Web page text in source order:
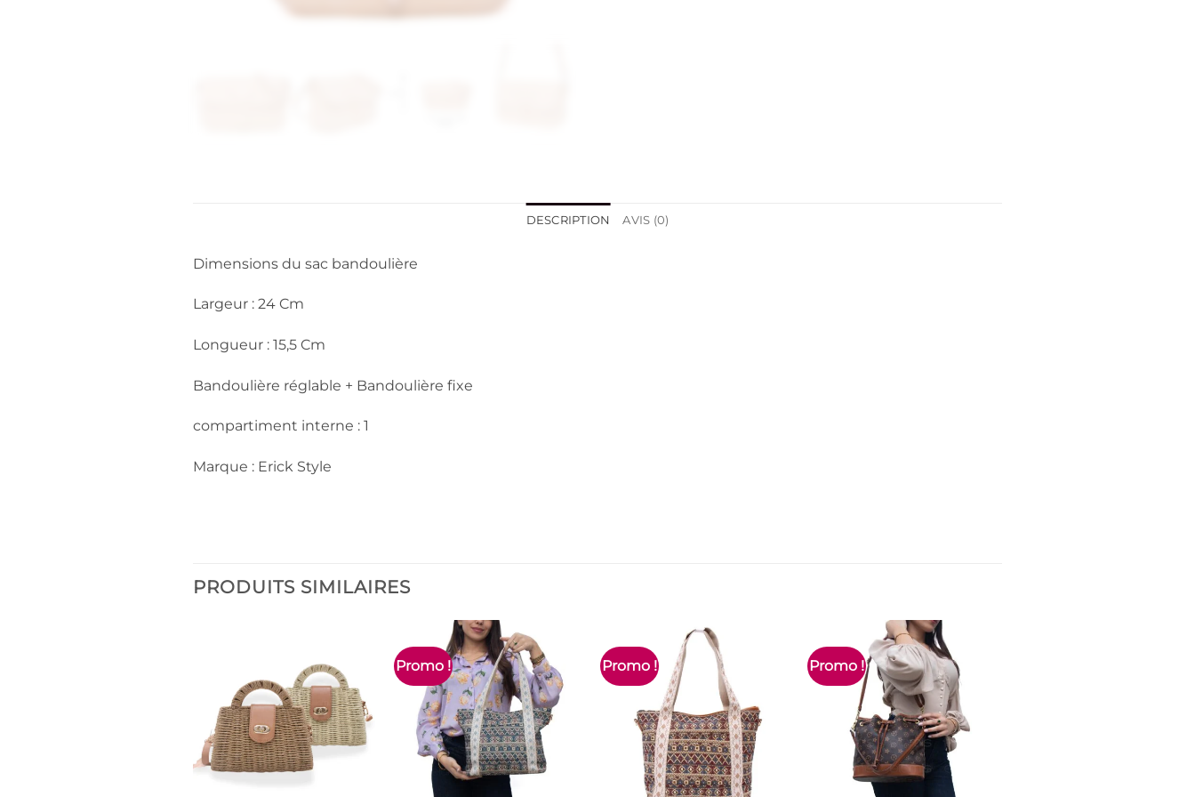
DESCRIPTION AVIS (0)
Dimensions du sac bandoulière
Largeur : 24 Cm
Longueur : 15,5 Cm
Bandoulière réglable + Bandoulière fixe
compartiment interne : 1
Marque : Erick Style
PRODUITS SIMILAIRES
Promo ! Promo ! Promo !